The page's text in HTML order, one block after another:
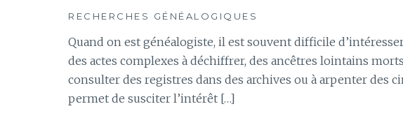
RECHERCHES GÉNÉALOGIQUES
Quand on est généalogiste, il est souvent difficile
des actes complexes à déchiffrer, des ancêtres lointains
consulter des registres dans des archives ou à arpenter des
permet de susciter l’intérêt […]